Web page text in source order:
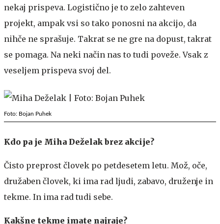
nekaj prispeva. Logistično je to zelo zahteven
projekt, ampak vsi so tako ponosni na akcijo, da
nihče ne sprašuje. Takrat se ne gre na dopust, takrat
se pomaga. Na neki način nas to tudi poveže. Vsak z
veseljem prispeva svoj del.
Foto: Bojan Puhek
Kdo pa je Miha Deželak brez akcije?
Čisto preprost človek po petdesetem letu. Mož, oče,
družaben človek, ki ima rad ljudi, zabavo, druženje in
tekme. In ima rad tudi sebe.
Kakšne tekme imate najraje?